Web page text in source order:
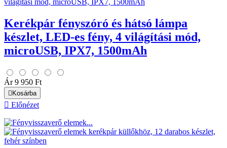
Kerékpár fényszóró és hátsó lámpa
készlet, LED-es fény, 4 világítási mód,
microUSB, IPX7, 1500mAh
Ár 9 950 Ft
 Kosárba
 Előnézet